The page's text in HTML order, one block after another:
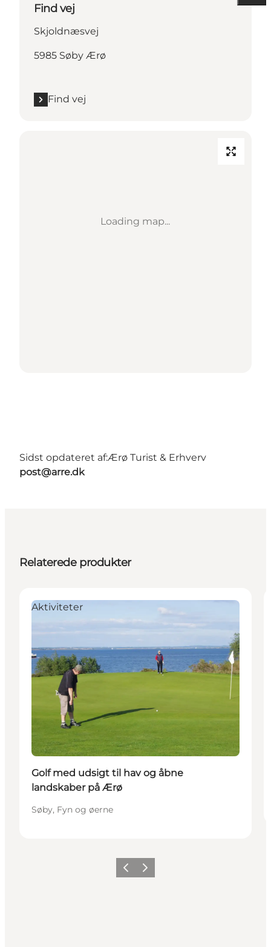
Find vej
Skjoldnæsvej
5985 Søby Ærø
Find vej
Loading map...
Sidst opdateret af:Ærø Turist & Erhverv
post@arre.dk
Relaterede produkter
Aktiviteter
Golf med udsigt til hav og åbne
landskaber på Ærø
Søby, Fyn og øerne
ForrigeNæste